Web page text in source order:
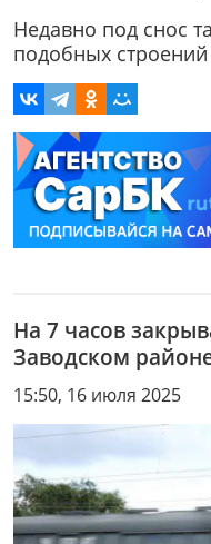
Недавно под снос
подобных
На 7 часов
Заводском
15:50, 16 июля 2025